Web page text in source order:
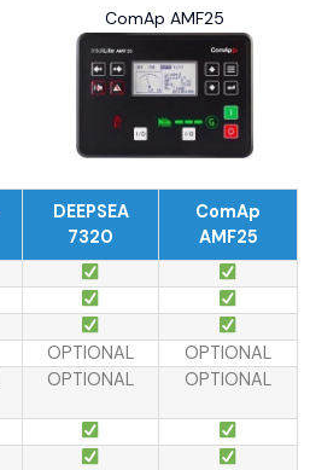
ComAp AMF25
DEEPSEA
7320
ComAp
AMF25
OPTIONAL
OPTIONAL
OPTIONAL OPTIONAL